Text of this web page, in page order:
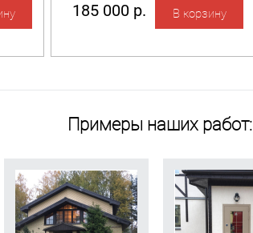
185 000 р.
Примеры наших работ: